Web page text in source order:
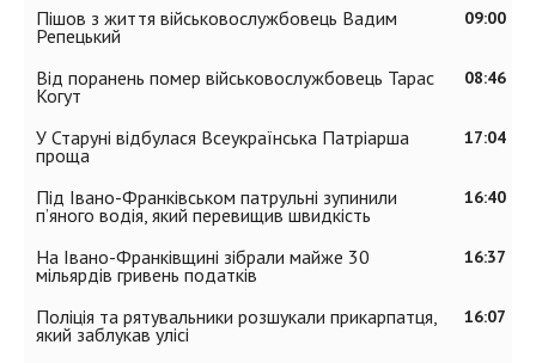
09:00
Пішов з життя військовослужбовець Вадим
Репецький
08:46
Від поранень помер військовослужбовець Тарас
Когут
17:04
У Старуні відбулася Всеукраїнська Патріарша
проща
16:40
Під Івано-Франківськом патрульні зупинили
п’яного водія, який перевищив швидкість
16:37
На Івано-Франківщині зібрали майже 30
мільярдів гривень податків
16:07
Поліція та рятувальники розшукали прикарпатця,
який заблукав улісі